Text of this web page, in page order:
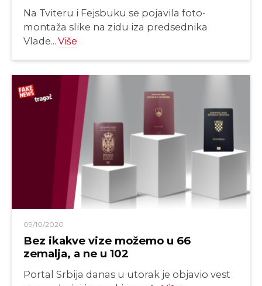
Na Tviteru i Fejsbuku se pojavila foto-
montaža slike na zidu iza predsednika
Vlade... Više
09/10/2020
Bez ikakve vize možemo u 66
zemalja, a ne u 102
Portal Srbija danas u utorak je objavio vest